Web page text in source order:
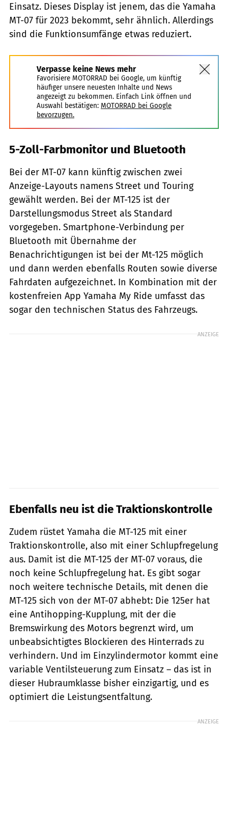
Einsatz. Dieses Display ist jenem, das die Yamaha
MT-07 für 2023 bekommt, sehr ähnlich. Allerdings
sind die Funktionsumfänge etwas reduziert.
Verpasse keine News mehr
Favorisiere MOTORRAD bei Google, um künftig
häufiger unsere neuesten Inhalte und News
angezeigt zu bekommen. Einfach Link öffnen und
Auswahl bestätigen: MOTORRAD bei Google
bevorzugen.
5-Zoll-Farbmonitor und Bluetooth
Bei der MT-07 kann künftig zwischen zwei
Anzeige-Layouts namens Street und Touring
gewählt werden. Bei der MT-125 ist der
Darstellungsmodus Street als Standard
vorgegeben. Smartphone-Verbindung per
Bluetooth mit Übernahme der
Benachrichtigungen ist bei der Mt-125 möglich
und dann werden ebenfalls Routen sowie diverse
Fahrdaten aufgezeichnet. In Kombination mit der
kostenfreien App Yamaha My Ride umfasst das
sogar den technischen Status des Fahrzeugs.
ANZEIGE
Ebenfalls neu ist die Traktionskontrolle
Zudem rüstet Yamaha die MT-125 mit einer
Traktionskontrolle, also mit einer Schlupfregelung
aus. Damit ist die MT-125 der MT-07 voraus, die
noch keine Schlupfregelung hat. Es gibt sogar
noch weitere technische Details, mit denen die
MT-125 sich von der MT-07 abhebt: Die 125er hat
eine Antihopping-Kupplung, mit der die
Bremswirkung des Motors begrenzt wird, um
unbeabsichtigtes Blockieren des Hinterrads zu
verhindern. Und im Einzylindermotor kommt eine
variable Ventilsteuerung zum Einsatz – das ist in
dieser Hubraumklasse bisher einzigartig, und es
optimiert die Leistungsentfaltung.
ANZEIGE